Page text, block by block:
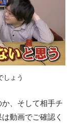
しょう
、そして相手チ
動画でご確認く